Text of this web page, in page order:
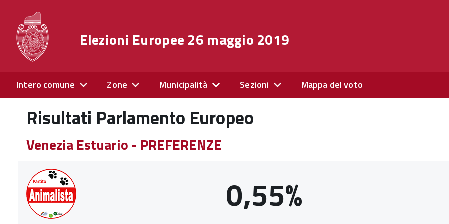
Elezioni Europee 26 maggio 2019
Intero comune Zone Municipalità Sezioni Mappa del voto
Risultati Parlamento Europeo
Venezia Estuario - PREFERENZE
0,55%